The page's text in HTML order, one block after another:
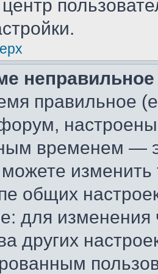
правильное
настроены
временем —
изменить
общих
для изменения
других